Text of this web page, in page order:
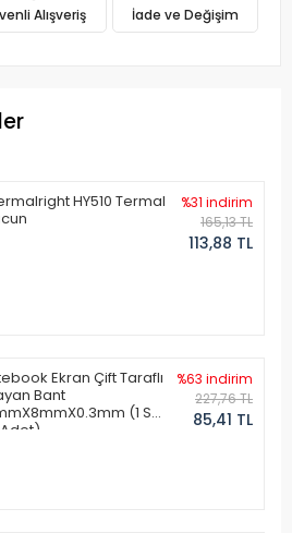
Alışveriş İade ve Değişim
HY510 Termal
%31 indirim
165,13 TL
113,88 TL
Ekran Çift Taraflı
Bant
(1 Set
Adet)
%63 indirim
227,76 TL
85,41 TL